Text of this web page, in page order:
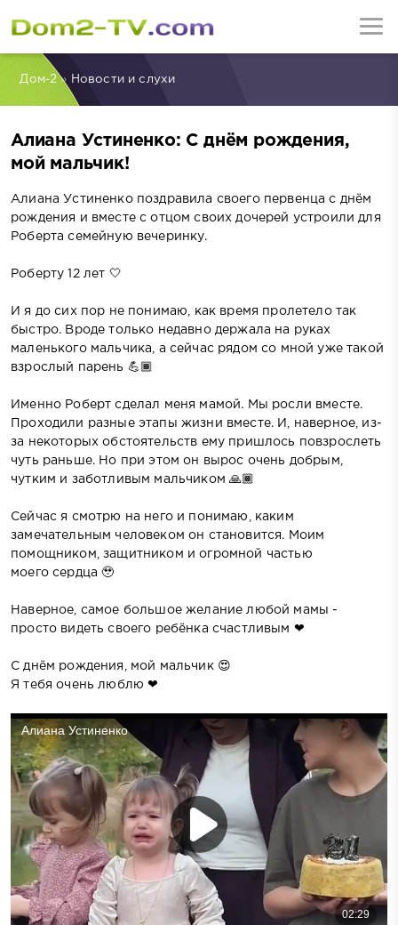
Дом-2» Новости и слухи
Алиана Устиненко: С днём рождения,
мой мальчик!
Алиана Устиненко поздравила своего первенца с днём
рождения и вместе с отцом своих дочерей устроили для
Роберта семейную вечеринку.
Роберту 12 лет 🤍
И я до сих пор не понимаю, как время пролетело так
быстро. Вроде только недавно держала на руках
маленького мальчика, а сейчас рядом со мной уже такой
взрослый парень 💪🏾
Именно Роберт сделал меня мамой. Мы росли вместе.
Проходили разные этапы жизни вместе. И, наверное, из-
за некоторых обстоятельств ему пришлось повзрослеть
чуть раньше. Но при этом он вырос очень добрым,
чутким и заботливым мальчиком 🙏🏾
Сейчас я смотрю на него и понимаю, каким
замечательным человеком он становится. Моим
помощником, защитником и огромной частью
моего сердца 🥹
Наверное, самое большое желание любой мамы -
просто видеть своего ребёнка счастливым ❤
С днём рождения, мой мальчик 😍
Я тебя очень люблю ❤